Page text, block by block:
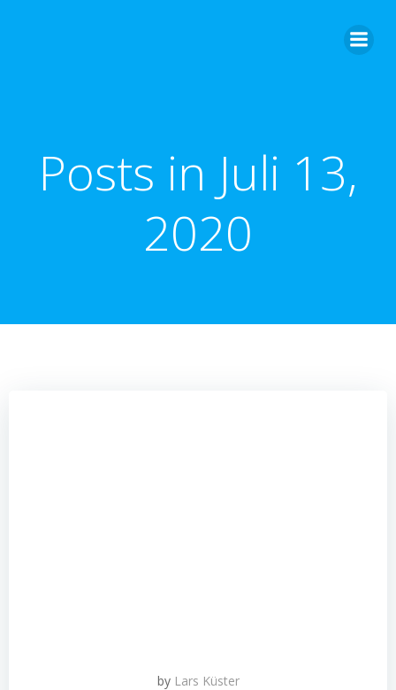
Posts in Juli 13,
2020
by Lars Küster